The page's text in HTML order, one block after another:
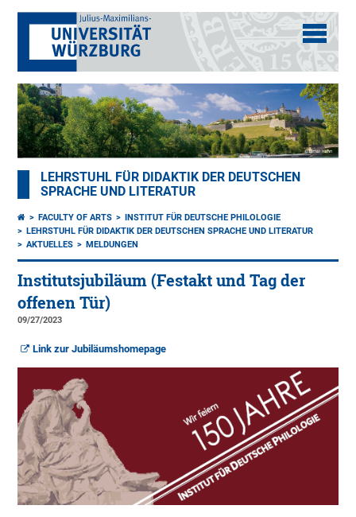
LEHRSTUHL FÜR DIDAKTIK DER DEUTSCHEN
SPRACHE UND LITERATUR
FACULTY OF ARTS
INSTITUT FÜR DEUTSCHE PHILOLOGIE
LEHRSTUHL FÜR DIDAKTIK DER DEUTSCHEN SPRACHE UND LITERATUR
AKTUELLES
MELDUNGEN
Institutsjubiläum (Festakt und Tag der
offenen Tür)
09/27/2023
Link zur Jubiläumshomepage